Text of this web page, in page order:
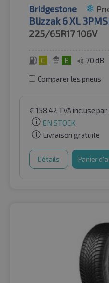
Bridgestone
Blizzak 6 XL
225/65R17106V
C B 70 dB
Comparer les pneus
€ 158.42 TVA incluse par
EN STOCK
Livraison gratuite
Détails Panier